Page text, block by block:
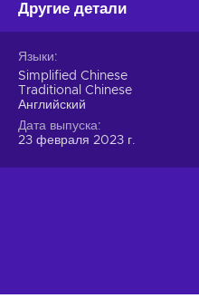
Другие детали
Языки
Simplified Chinese
Traditional Chinese
Английский
Дата выпуска
23 февраля 2023 г.